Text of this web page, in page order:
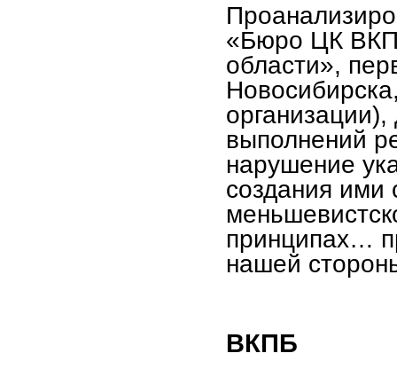
«Бюро ЦК
области»,
выполнений
нарушение
создания ими
принципах…
нашей
ВКПБ